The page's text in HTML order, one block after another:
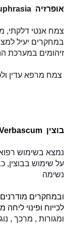
אופרזיה
צמח אנטי דלקתי,
במחקרים יעיל
זיהומים במערכת
צמח מרפא עדין
בוצין
נמצא בשימוש
נשימה
ובמחקרים
לכייוח ופינוי
ומגורות , מרכך ,